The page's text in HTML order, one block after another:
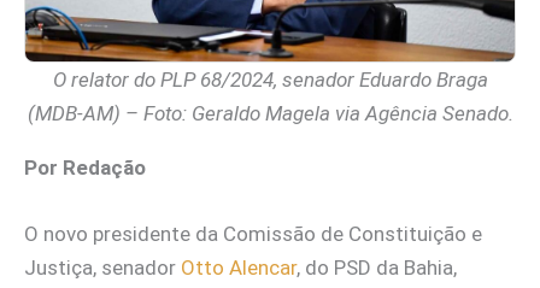
O relator do PLP 68/2024, senador Eduardo Braga
(MDB-AM) – Foto: Geraldo Magela via Agência Senado.
Por Redação
O novo presidente da Comissão de Constituição e
Justiça, senador Otto Alencar, do PSD da Bahia,